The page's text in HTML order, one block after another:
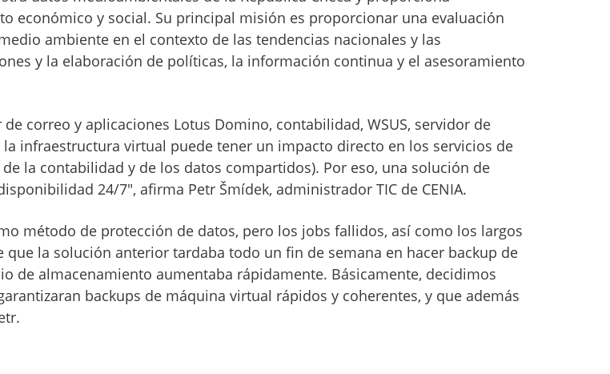
económico y social. Su principal misión es proporcionar una evaluación
ambiente en el contexto de las tendencias nacionales y las
y la elaboración de políticas, la información continua y el asesoramiento
correo y aplicaciones Lotus Domino, contabilidad, WSUS, servidor de
infraestructura virtual puede tener un impacto directo en los servicios de
la contabilidad y de los datos compartidos). Por eso, una solución de
24/7", afirma Petr Šmídek, administrador TIC de CENIA.
método de protección de datos, pero los jobs fallidos, así como los largos
la solución anterior tardaba todo un fin de semana en hacer backup de
de almacenamiento aumentaba rápidamente. Básicamente, decidimos
backups de máquina virtual rápidos y coherentes, y que además